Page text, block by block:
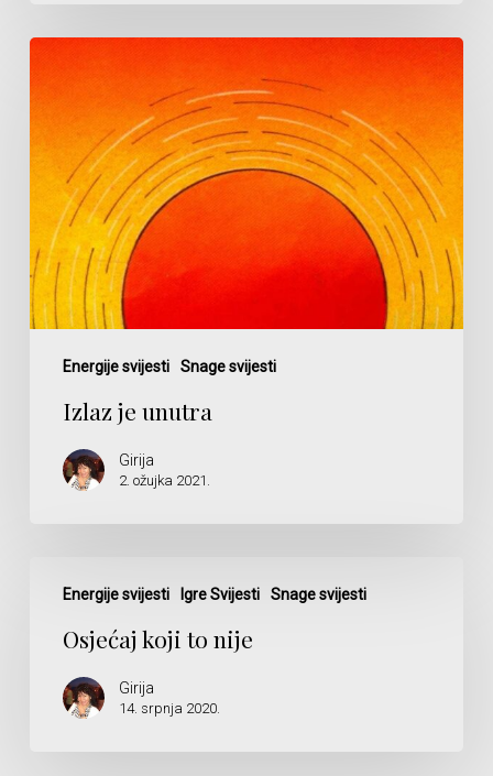
Energije svijesti Snage svijesti
Izlaz
unutra
Izlaz je unutra
Girija
2. ožujka 2021.
Energije svijesti Igre Svijesti Snage svijesti
Osjećaj koji to nije
Girija
14. srpnja 2020.